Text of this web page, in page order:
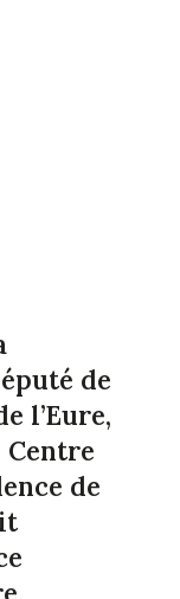
de
l’Eure,
de